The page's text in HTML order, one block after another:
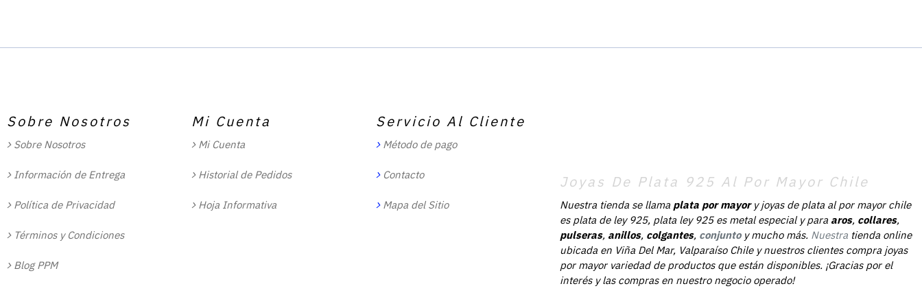
Sobre Nosotros
Sobre Nosotros
Información de Entrega
Política de Privacidad
Términos y Condiciones
Blog PPM
Mi Cuenta
Mi Cuenta
Historial de Pedidos
Hoja Informativa
Servicio Al Cliente
Método de pago
Contacto
Mapa del Sitio
Joyas De Plata 925 Al Por Mayor Chile
Nuestra tienda se llama plata por mayory joyas de plata al por mayor chile
es plata de ley 925, plata ley 925 es metal especial y para aros, collares,
pulseras, anillos, colgantes, conjunto y mucho más. Nuestra tienda online
ubicada en Viña Del Mar, Valparaíso Chile y nuestros clientes compra joyas
por mayor variedad de productos que están disponibles. ¡Gracias por el
interés y las compras en nuestro negocio operado!